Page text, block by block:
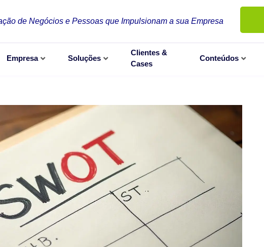
de Negócios e Pessoas que Impulsionam a sua Empresa
Empresa Soluções
Clientes &
Cases
Conteúdos